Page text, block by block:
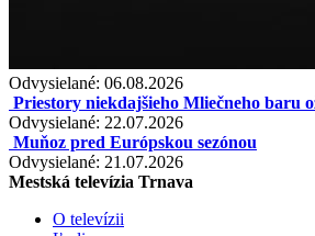
Odvysielané: 06.08.2026
Priestory niekdajšieho Mliečneho baru
Odvysielané: 22.07.2026
Muňoz pred Európskou sezónou
Odvysielané: 21.07.2026
Mestská televízia Trnava
O televízii